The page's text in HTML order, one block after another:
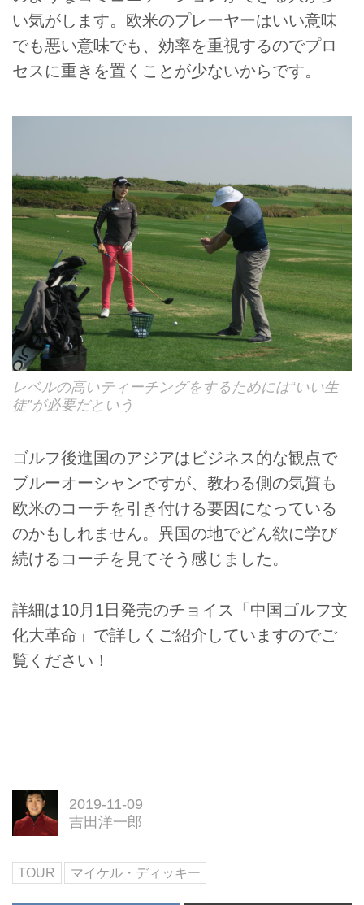
い気がします。欧米のプレーヤーはいい意味
でも悪い意味でも、効率を重視するのでプロ
セスに重きを置くことが少ないからです。
レベルの高いティーチングをするためには“いい生
徒”が必要だという
ゴルフ後進国のアジアはビジネス的な観点で
ブルーオーシャンですが、教わる側の気質も
欧米のコーチを引き付ける要因になっている
のかもしれません。異国の地でどん欲に学び
続けるコーチを見てそう感じました。
詳細は10月1日発売のチョイス「中国ゴルフ文
化大革命」で詳しくご紹介していますのでご
覧ください！
2019-11-09
吉田洋一郎
TOUR マイケル・ディッキー